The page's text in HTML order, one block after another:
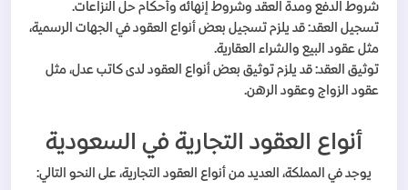
شروط الدفع ومدة العقد وشروط إنهائه وأحكام حل النزاعات.
تسجيل العقد: قد يلزم تسجيل بعض أنواع العقود في الجهات الرسمية،
مثل عقود البيع والشراء العقارية.
توثيق العقد: قد يلزم توثيق بعض أنواع العقود لدى كاتب عدل، مثل
عقود الزواج وعقود الرهن.
أنواع العقود التجارية في السعودية
يوجد في المملكة، العديد من أنواع العقود التجارية، على النحو التالي: